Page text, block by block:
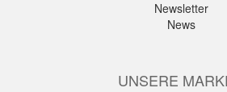
Newsletter
News
UNSERE